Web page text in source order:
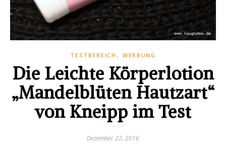
TESTBEREICH , WERBUNG
Die Leichte Körperlotion
„Mandelblüten Hautzart“
von Kneipp im Test
Dezember 22, 2016